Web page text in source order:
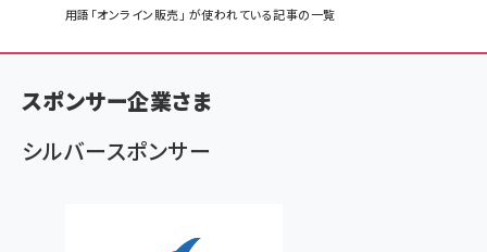
ン
く
ず
用語「オンライン販売」 が使われている記事の一覧
スポンサー企業さま
シルバースポンサー